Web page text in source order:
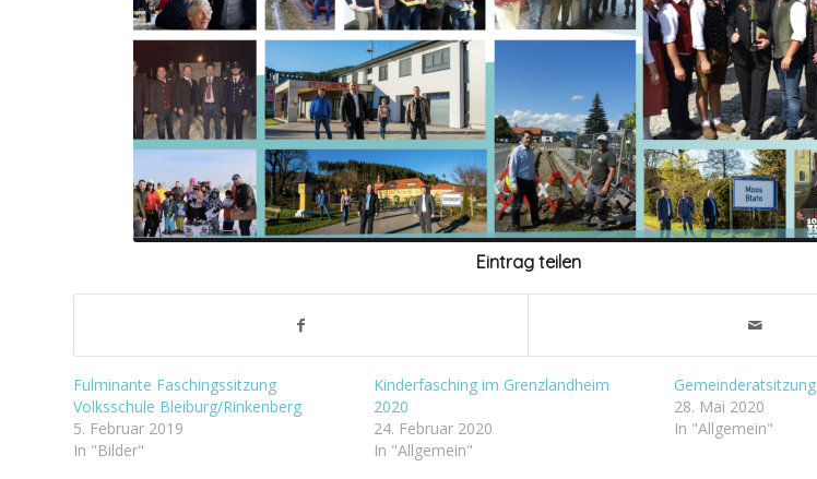
Eintrag teilen
Fulminante Faschingssitzung
Volksschule Bleiburg/Rinkenberg
5. Februar 2019
In "Bilder"
Kinderfasching im Grenzlandheim
2020
24. Februar 2020
In "Allgemein"
Gemeinderatsitzung
28. Mai 2020
In "Allgemein"